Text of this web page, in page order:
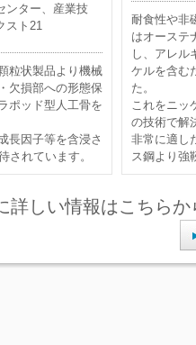
ンター、産業技
スト21
粒状製品より機械
欠損部への形態保
ポッド型人工骨を
長因子等を含浸さ
されています。
耐食性や非
はオーステ
し、アレル
ケルを含む
た。
これをニッ
の技術で解
非常に適し
ス鋼より強
詳しい情報はこちら